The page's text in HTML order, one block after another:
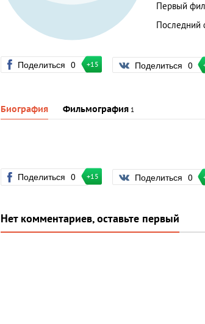
Первый
Последний
Поделиться 0 +15 Поделиться 0
Биография Фильмография 1
Поделиться 0 +15 Поделиться 0
Нет комментариев, оставьте первый